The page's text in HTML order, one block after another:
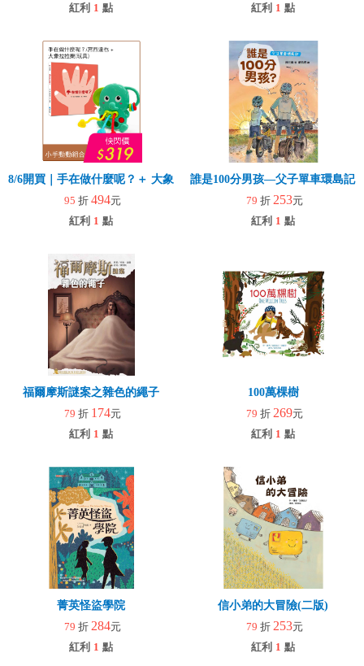
紅利 1 點
紅利 1 點
8/6開買｜手在做什麼呢？＋ 大象拉拉樂(玩具)
95 折 494元
紅利 1 點
誰是100分男孩—父子單車環島記
79 折 253元
紅利 1 點
福爾摩斯謎案之雜色的繩子
79 折 174元
紅利 1 點
100萬棵樹
79 折 269元
紅利 1 點
菁英怪盜學院
79 折 284元
紅利 1 點
信小弟的大冒險(二版)
79 折 253元
紅利 1 點